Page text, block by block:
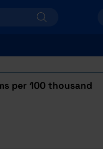
per 100 thousand